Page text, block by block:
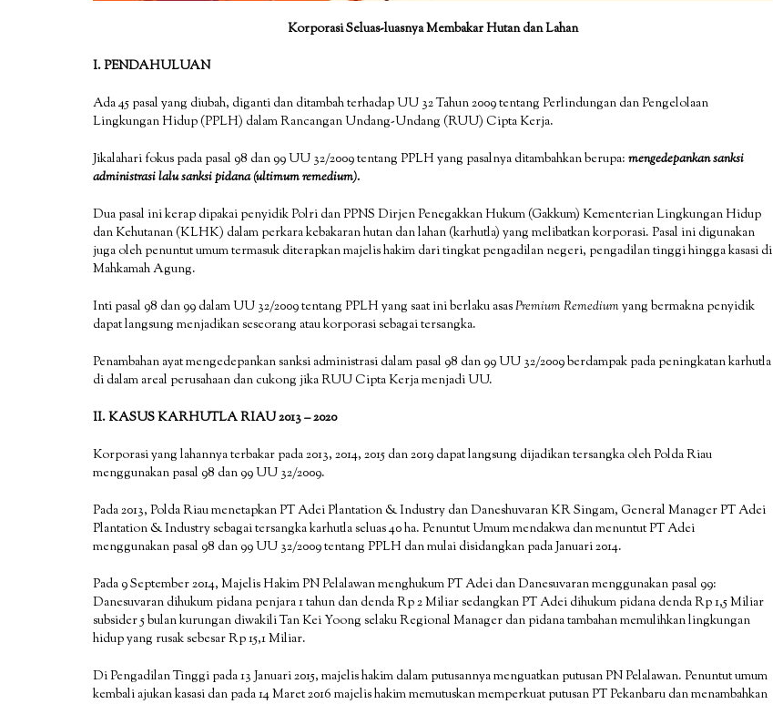
Korporasi Seluas-luasnya Membakar Hutan dan Lahan
I. PENDAHULUAN
Ada 45 pasal yang diubah, diganti dan ditambah terhadap UU 32 Tahun 2009 tentang Perlindungan dan Pengelolaan
Lingkungan Hidup (PPLH) dalam Rancangan Undang-Undang (RUU) Cipta Kerja.
Jikalahari fokus pada pasal 98 dan 99 UU 32/2009 tentang PPLH yang pasalnya ditambahkan berupa: mengedepankan sanksi
administrasi lalu sanksi pidana (ultimum remedium).
Dua pasal ini kerap dipakai penyidik Polri dan PPNS Dirjen Penegakkan Hukum (Gakkum) Kementerian Lingkungan Hidup
dan Kehutanan (KLHK) dalam perkara kebakaran hutan dan lahan (karhutla) yang melibatkan korporasi. Pasal ini digunakan
juga oleh penuntut umum termasuk diterapkan majelis hakim dari tingkat pengadilan negeri, pengadilan tinggi hingga kasasi di
Mahkamah Agung.
Inti pasal 98 dan 99 dalam UU 32/2009 tentang PPLH yang saat ini berlaku asasPremium Remediumyang bermakna penyidik
dapat langsung menjadikan seseorang atau korporasi sebagai tersangka.
Penambahan ayat mengedepankan sanksi administrasi dalam pasal 98 dan 99 UU 32/2009 berdampak pada peningkatan karhutla
di dalam areal perusahaan dan cukong jika RUU Cipta Kerja menjadi UU.
II. KASUS KARHUTLA RIAU 2013 – 2020
Korporasi yang lahannya terbakar pada 2013, 2014, 2015 dan 2019 dapat langsung dijadikan tersangka oleh Polda Riau
menggunakan pasal 98 dan 99 UU 32/2009.
Pada 2013, Polda Riau menetapkan PT Adei Plantation & Industry dan Daneshuvaran KR Singam, General Manager PT Adei
Plantation & Industry sebagai tersangka karhutla seluas 40 ha. Penuntut Umum mendakwa dan menuntut PT Adei
menggunakan pasal 98 dan 99 UU 32/2009 tentang PPLH dan mulai disidangkan pada Januari 2014.
Pada 9 September 2014, Majelis Hakim PN Pelalawan menghukum PT Adei dan Danesuvaran menggunakan pasal 99:
Danesuvaran dihukum pidana penjara 1 tahun dan denda Rp 2 Miliar sedangkan PT Adei dihukum pidana denda Rp 1,5 Miliar
subsider 5 bulan kurungan diwakili Tan Kei Yoong selaku Regional Manager dan pidana tambahan memulihkan lingkungan
hidup yang rusak sebesar Rp 15,1 Miliar.
Di Pengadilan Tinggi pada 13 Januari 2015, majelis hakim dalam putusannya menguatkan putusan PN Pelalawan. Penuntut umum
kembali ajukan kasasi dan pada 14 Maret 2016 majelis hakim memutuskan memperkuat putusan PT Pekanbaru dan menambahkan